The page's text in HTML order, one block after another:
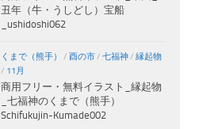
丑年（牛・うしどし）宝船
_ushidoshi062
くまで（熊手） / 酉の市/ 七福神/ 縁起物
/ 11月
商用フリー・無料イラスト_縁起物
_七福神のくまで（熊手）
Schifukujin-Kumade002